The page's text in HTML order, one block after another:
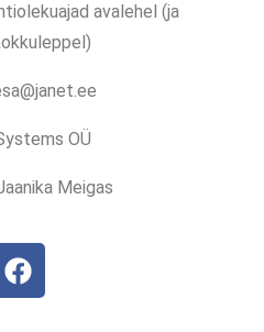
avalehel (ja
OÜ
Meigas